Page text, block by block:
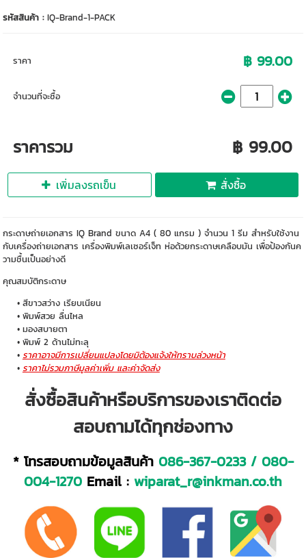
รหัสสินค้า :IQ-Brand-1-PACK
ราคา ฿ 99.00
จำนวนที่จะซื้อ
ราคารวม ฿ 99.00
เพิ่มลงรถเข็น สั่งซื้อ
กระดาษถ่ายเอกสาร IQ Brand ขนาด A4 ( 80 แกรม ) จำนวน 1 รีม สำหรับใช้งาน
กับเครื่องถ่ายเอกสาร เครื่องพิมพ์เลเซอร์เจ็ท ห่อด้วยกระดาษเคลือบมัน เพื่อป้องกันค
วามชื้นเป็นอย่างดี
คุณสมบัติกระดาษ
สีขาวสว่าง เรียบเนียน
พิมพ์สวย ลื่นไหล
มองสบายตา
พิมพ์ 2 ด้านไม่ทะลุ
ราคาอาจมีการเปลี่ยนแปลงโดยมิต้องแจ้งให้ทราบล่วงหน้า
ราคาไม่รวมภาษีมูลค่าเพิ่ม และค่าจัดส่ง
สั่งซื้อสินค้าหรือบริการของเราติดต่อ
สอบถามได้ทุกช่องทาง
* โทรสอบถามข้อมูลสินค้า 086-367-0233/ 080-
004-1270 Email : wiparat_r@inkman.co.th